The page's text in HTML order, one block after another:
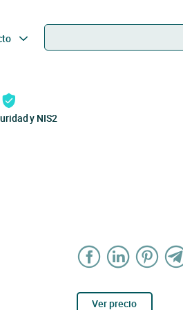
y NIS2
Ver precio